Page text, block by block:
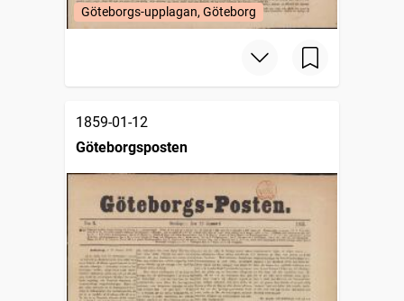
Göteborgs-upplagan, Göteborg
1859-01-12
Göteborgsposten